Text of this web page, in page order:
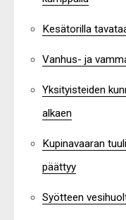
Kesätorilla
Vanhus- ja
Yksityisteiden
alkaen
Kupinavaaran
päättyy
Syötteen